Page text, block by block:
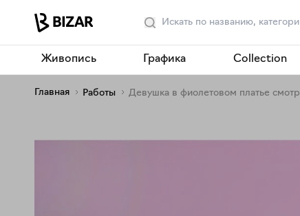
Живопись Графика Collection
Главная Работы Девушка в фиолетовом платье